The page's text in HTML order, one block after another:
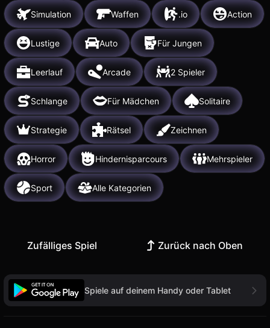
Simulation Waffen .io Action
Lustige Auto Für Jungen
Leerlauf Arcade 2 Spieler
Schlange Für Mädchen Solitaire
Strategie Rätsel Zeichnen
Horror Hindernisparcours Mehrspieler
Sport Alle Kategorien
Zufälliges Spiel Zurück nach Oben
Spiele auf deinem Handy oder Tablet